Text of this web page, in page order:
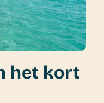
het kort